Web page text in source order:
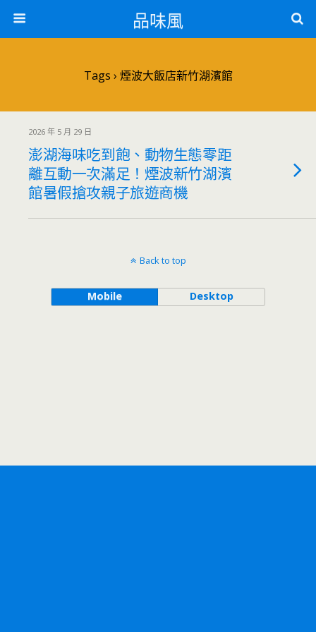
品味風
Tags › 煙波大飯店新竹湖濱館
2026 年 5 月 29 日
澎湖海味吃到飽、動物生態零距
離互動一次滿足！煙波新竹湖濱
館暑假搶攻親子旅遊商機
Back to top
Mobile Desktop